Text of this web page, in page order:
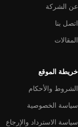
عن الشركة
اتصل بنا
المقالات
خريطة الموقع
الشروط والأحكام
سياسة الخصوصية
سياسة الاسترداد والإرجاع